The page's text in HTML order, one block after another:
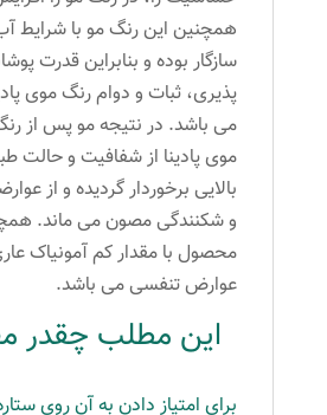
همچنین این رنگ مو با شرایط
سازگار بوده و بنابراین قدرت
پذیری، ثبات و دوام رنگ موی
می باشد. در نتیجه مو پس از
موی پادینا از شفافیت و حالت
بالایی برخوردار گردیده و از
و شکنندگی مصون می ماند.
محصول با مقدار کم آمونیاک
عوارض تنفسی می باشد.
این مطلب چقدر
برای امتیاز دادن به آن روی